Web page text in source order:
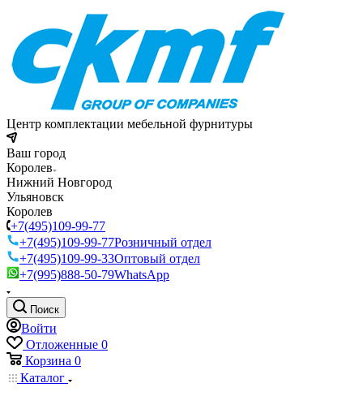
Центр комплектации мебельной фурнитуры
Ваш город
Королев
Нижний Новгород
Ульяновск
Королев
+7(495)109-99-77
+7(495)109-99-77Розничный отдел
+7(495)109-99-33Оптовый отдел
+7(995)888-50-79WhatsApp
Поиск
Войти
Отложенные 0
Корзина 0
Каталог